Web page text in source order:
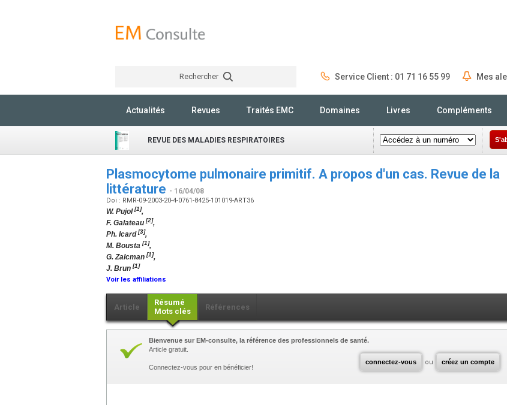
Rechercher Service Client : 01 71 16 55 99 Mes
Actualités Revues Traités EMC Domaines Livres Compléments
REVUE DES MALADIES RESPIRATOIRES
Plasmocytome pulmonaire primitif. A propos d'un cas. Revue de la
littérature - 16/04/08
Doi : RMR-09-2003-20-4-0761-8425-101019-ART36
W. Pujol[1],
F. Galateau [2],
Ph. Icard[3],
M. Bousta [1],
G. Zalcman [1],
J. Brun [1]
Voir les affiliations
Article
Résumé
Mots clés
Références
connectez-vous ou créez un compte
Bienvenue sur EM-consulte, la référence des professionnels de santé.
Article gratuit.
Connectez-vous pour en bénéficier!